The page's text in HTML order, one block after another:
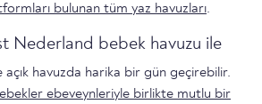
bulunan tüm yaz havuzları.
Nederland bebek havuzu ile
havuzda harika bir gün geçirebilir.
ebeveynleriyle birlikte mutlu bir